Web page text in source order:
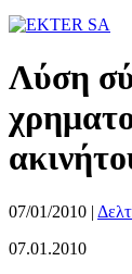
Λύση
07/01/2010 |
07.01.2010